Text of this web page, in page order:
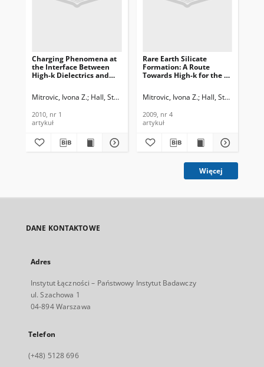
Charging Phenomena at
the Interface Between
High-k Dielectrics and
and Information
Mitrovic, Ivona Z. Hall, Stephen Engström, Olof Schmidt, Mathias
2010, nr 1
artykuł
Rare Earth Silicate
Formation: A Route
Towards High-k for the 22
Telecommunications and
2009, nr 4
Mitrovic, Ivona Z. Hall, Stephen
2009, nr 4
artykuł
Więcej
DANE KONTAKTOWE
Adres
Instytut Łączności – Państwowy Instytut Badawczy
ul. Szachowa 1
04-894 Warszawa
Telefon
(+48) 5128 696